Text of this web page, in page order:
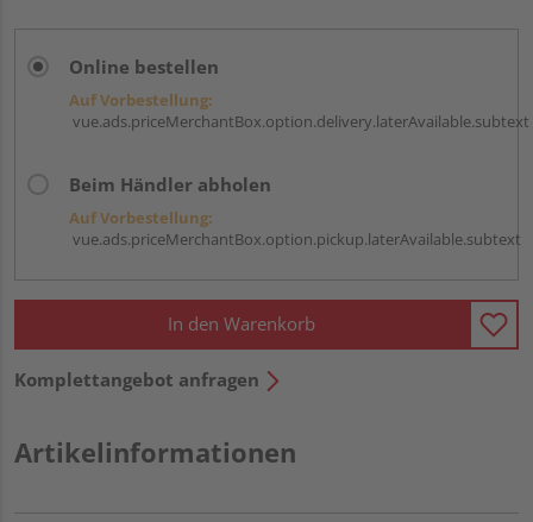
Online bestellen
Auf Vorbestellung:
vue.ads.priceMerchantBox.option.delivery.laterAvailable.subtext
Beim Händler abholen
Auf Vorbestellung:
vue.ads.priceMerchantBox.option.pickup.laterAvailable.subtext
In den Warenkorb
Komplettangebot anfragen
Artikelinformationen